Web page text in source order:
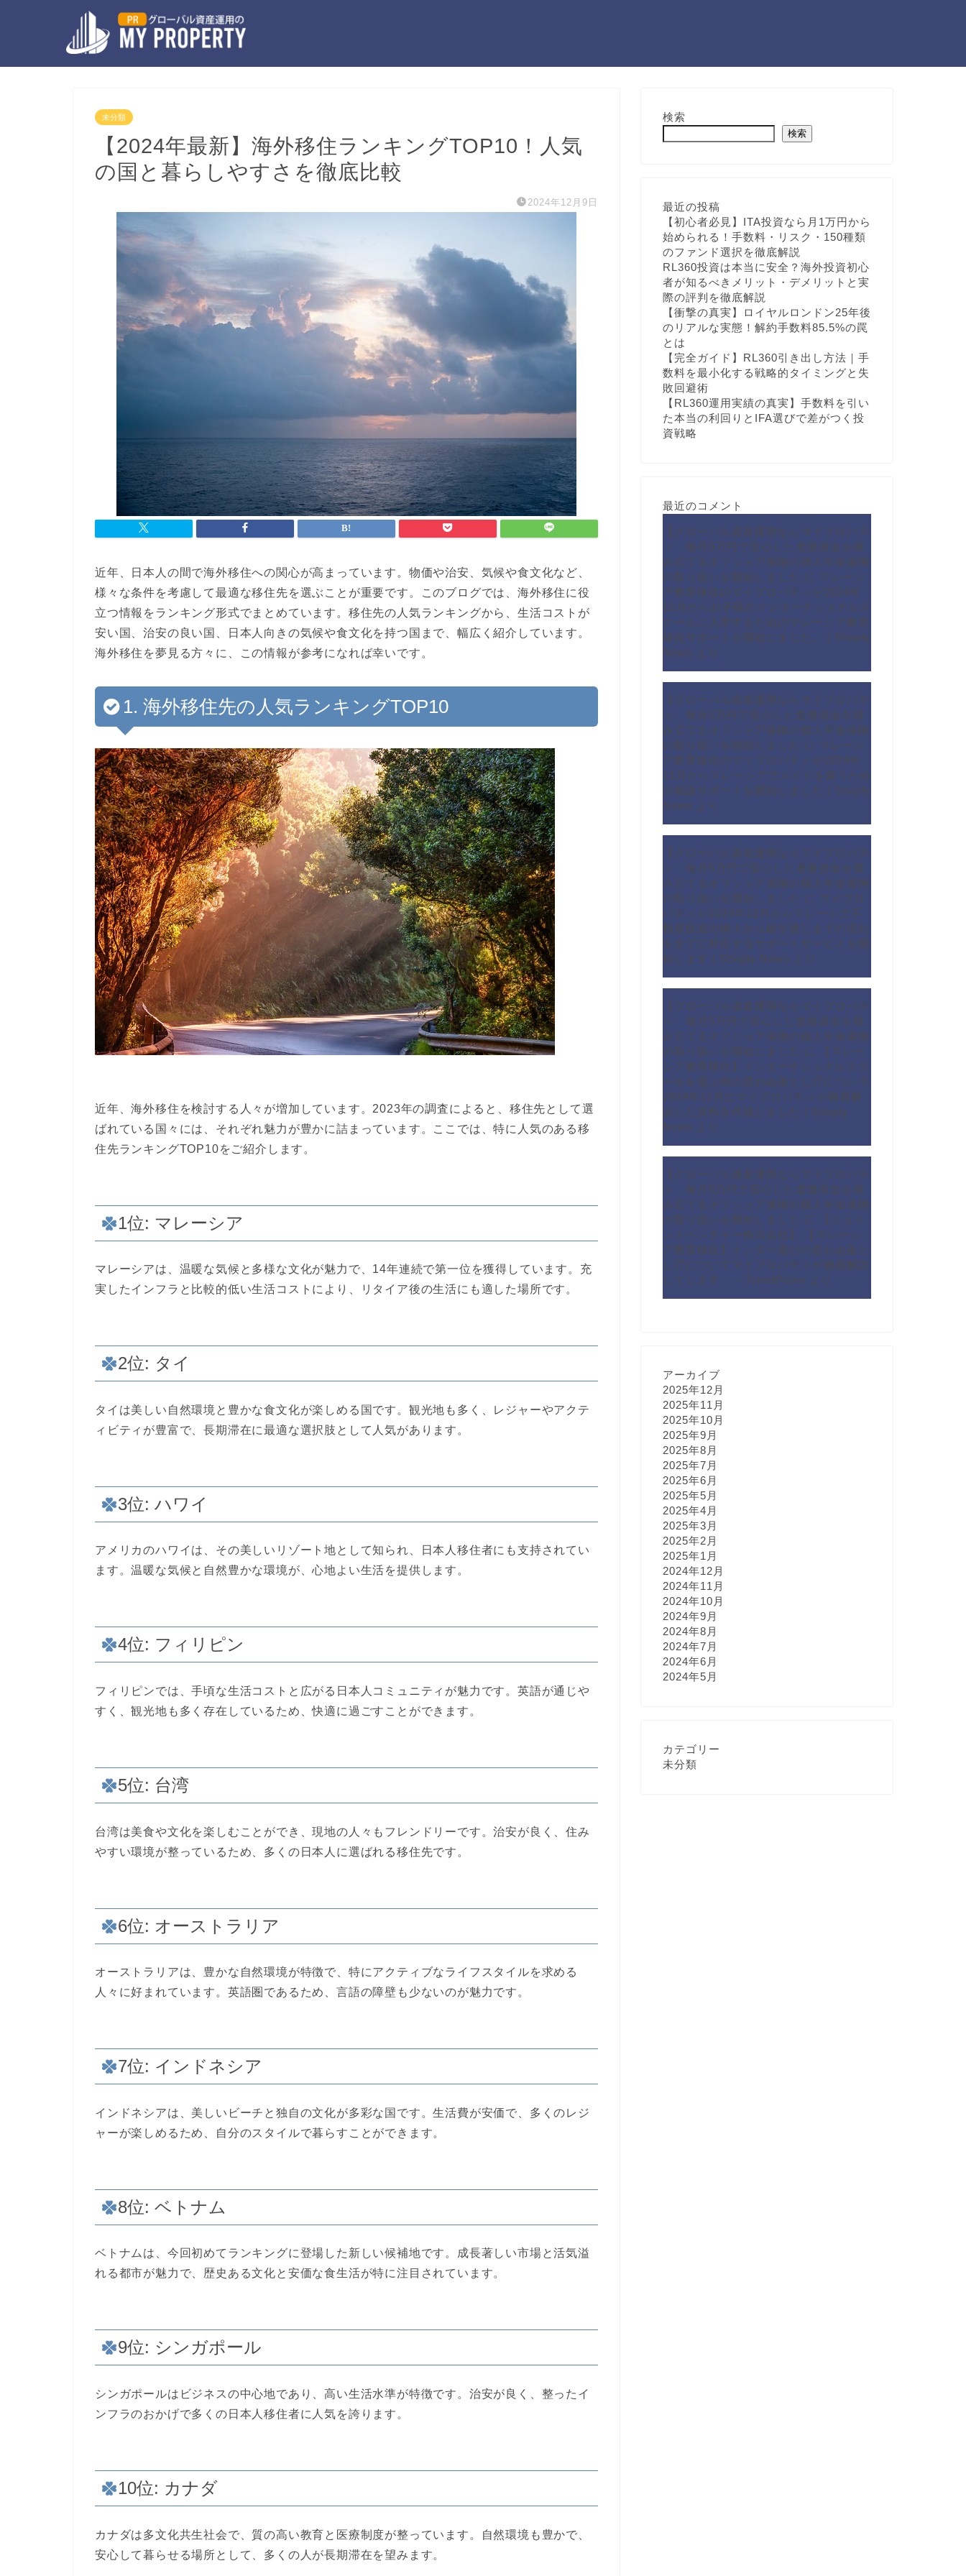
未分類
【2024年最新】海外移住ランキングTOP10！人気
の国と暮らしやすさを徹底比較
2024年12月9日
近年、日本人の間で海外移住への関心が高まっています。物価や治安、気候や食文化など、
様々な条件を考慮して最適な移住先を選ぶことが重要です。このブログでは、海外移住に役
立つ情報をランキング形式でまとめています。移住先の人気ランキングから、生活コストが
安い国、治安の良い国、日本人向きの気候や食文化を持つ国まで、幅広く紹介しています。
海外移住を夢見る方々に、この情報が参考になれば幸いです。
1. 海外移住先の人気ランキングTOP10
近年、海外移住を検討する人々が増加しています。2023年の調査によると、移住先として選
ばれている国々には、それぞれ魅力が豊かに詰まっています。ここでは、特に人気のある移
住先ランキングTOP10をご紹介します。
1位: マレーシア
マレーシアは、温暖な気候と多様な文化が魅力で、14年連続で第一位を獲得しています。充
実したインフラと比較的低い生活コストにより、リタイア後の生活にも適した場所です。
2位: タイ
タイは美しい自然環境と豊かな食文化が楽しめる国です。観光地も多く、レジャーやアクテ
ィビティが豊富で、長期滞在に最適な選択肢として人気があります。
3位: ハワイ
アメリカのハワイは、その美しいリゾート地として知られ、日本人移住者にも支持されてい
ます。温暖な気候と自然豊かな環境が、心地よい生活を提供します。
4位: フィリピン
フィリピンでは、手頃な生活コストと広がる日本人コミュニティが魅力です。英語が通じや
すく、観光地も多く存在しているため、快適に過ごすことができます。
5位: 台湾
台湾は美食や文化を楽しむことができ、現地の人々もフレンドリーです。治安が良く、住み
やすい環境が整っているため、多くの日本人に選ばれる移住先です。
6位: オーストラリア
オーストラリアは、豊かな自然環境が特徴で、特にアクティブなライフスタイルを求める
人々に好まれています。英語圏であるため、言語の障壁も少ないのが魅力です。
7位: インドネシア
インドネシアは、美しいビーチと独自の文化が多彩な国です。生活費が安価で、多くのレジ
ャーが楽しめるため、自分のスタイルで暮らすことができます。
8位: ベトナム
ベトナムは、今回初めてランキングに登場した新しい候補地です。成長著しい市場と活気溢
れる都市が魅力で、歴史ある文化と安価な食生活が特に注目されています。
9位: シンガポール
シンガポールはビジネスの中心地であり、高い生活水準が特徴です。治安が良く、整ったイ
ンフラのおかげで多くの日本人移住者に人気を誇ります。
10位: カナダ
カナダは多文化共生社会で、質の高い教育と医療制度が整っています。自然環境も豊かで、
安心して暮らせる場所として、多くの人が長期滞在を望みます。
検索
検索
最近の投稿
【初心者必見】ITA投資なら月1万円から
始められる！手数料・リスク・150種類
のファンド選択を徹底解説
RL360投資は本当に安全？海外投資初心
者が知るべきメリット・デメリットと実
際の評判を徹底解説
【衝撃の真実】ロイヤルロンドン25年後
のリアルな実態！解約手数料85.5%の罠
とは
【完全ガイド】RL360引き出し方法｜手
数料を最小化する戦略的タイミングと失
敗回避術
【RL360運用実績の真実】手数料を引い
た本当の利回りとIFA選びで差がつく投
資戦略
最近のコメント
【グローバル資産運用ならマイプロパテ
ィ 毎月5万円で安心した老後資金を積
み立てるオフショア保険の個人年金保険
の取り扱いを開始しました に マレーシ
ア教育移住のマイプロパティが2024年
11月からお子様のインターナショナルス
クールに入学するためのマレーシア教育
移住サポートを開始しました。 | Shoply
News より
【グローバル資産運用ならマイプロパテ
ィ 毎月5万円で安心した老後資金を積
み立てるオフショア保険の個人年金保険
の取り扱いを開始しました に マレーシ
ア教育移住のマイプロパティが2024年
11月からマレーシアでメイドを雇うため
の相談サポートを開始しました | Shoply
News より
【グローバル資産運用ならマイプロパテ
ィ 毎月5万円で安心した老後資金を積
み立てるオフショア保険の個人年金保険
の取り扱いを開始しました に マイプロ
パティが2024年12月からマレーシア不
動産投資の購入から鍵引渡しまでの流れ
を全てに対応するサポートサービスを開
始します | Shoply News より
【グローバル資産運用ならマイプロパテ
ィ 毎月5万円で安心した老後資金を積
み立てるオフショア保険の個人年金保険
の取り扱いを開始しました に
【マレー
シア教育移住】インターナショナルスク
ールを選ぶ時の思わぬ落とし穴について
2024年11月にマイプロパティが徹底解
説した資料を作成しました | Shoply
News より
【グローバル資産運用ならマイプロパテ
ィ 毎月5万円で安心した老後資金を積
み立てるオフショア保険の個人年金保険
の取り扱いを開始しました に
【ジョイ
ントベンチャー株式会社】 【マレーシ
ア教育移住】インター選びの思わぬ落と
し穴についてマイプロパティが徹底解説
してします。 – TrendPulse より
アーカイブ
2025年12月
2025年11月
2025年10月
2025年9月
2025年8月
2025年7月
2025年6月
2025年5月
2025年4月
2025年3月
2025年2月
2025年1月
2024年12月
2024年11月
2024年10月
2024年9月
2024年8月
2024年7月
2024年6月
2024年5月
カテゴリー
未分類